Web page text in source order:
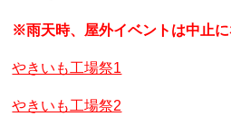
※雨天時、屋外イベントは中止に
やきいも工場祭1
やきいも工場祭2